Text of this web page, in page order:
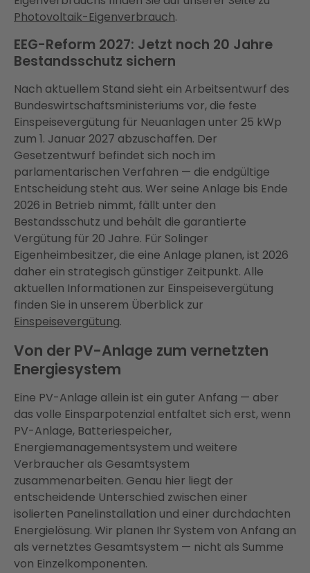
Photovoltaik-Eigenverbrauch.
EEG-Reform 2027: Jetzt noch 20 Jahre
Bestandsschutz sichern
Nach aktuellem Stand sieht ein Arbeitsentwurf des
Bundeswirtschaftsministeriums vor, die feste
Einspeisevergütung für Neuanlagen unter 25 kWp
zum 1. Januar 2027 abzuschaffen. Der
Gesetzentwurf befindet sich noch im
parlamentarischen Verfahren — die endgültige
Entscheidung steht aus. Wer seine Anlage bis Ende
2026 in Betrieb nimmt, fällt unter den
Bestandsschutz und behält die garantierte
Vergütung für 20 Jahre. Für Solinger
Eigenheimbesitzer, die eine Anlage planen, ist 2026
daher ein strategisch günstiger Zeitpunkt. Alle
aktuellen Informationen zur Einspeisevergütung
finden Sie in unserem Überblick zur
Einspeisevergütung.
Von der PV-Anlage zum vernetzten
Energiesystem
Eine PV-Anlage allein ist ein guter Anfang — aber
das volle Einsparpotenzial entfaltet sich erst, wenn
PV-Anlage, Batteriespeicher,
Energiemanagementsystem und weitere
Verbraucher als Gesamtsystem
zusammenarbeiten. Genau hier liegt der
entscheidende Unterschied zwischen einer
isolierten Panelinstallation und einer durchdachten
Energielösung. Wir planen Ihr System von Anfang an
als vernetztes Gesamtsystem — nicht als Summe
von Einzelkomponenten.